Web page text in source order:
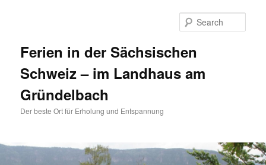
Ferien in der Sächsischen
Schweiz – im Landhaus am
Gründelbach
Der beste Ort für Erholung und Entspannung